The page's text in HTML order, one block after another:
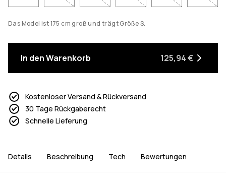
Das Model ist 175 cm groß und trägt Größe S.
In den Warenkorb 125,94 €
Kostenloser Versand & Rückversand
30 Tage Rückgaberecht
Schnelle Lieferung
Details Beschreibung Tech Bewertungen